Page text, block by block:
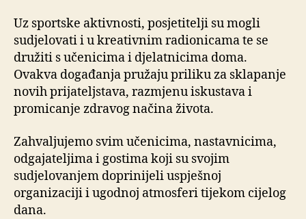
Uz sportske aktivnosti, posjetitelji su mogli
sudjelovati i u kreativnim radionicama te se
družiti s učenicima i djelatnicima doma.
Ovakva događanja pružaju priliku za sklapanje
novih prijateljstava, razmjenu iskustava i
promicanje zdravog načina života.
Zahvaljujemo svim učenicima, nastavnicima,
odgajateljima i gostima koji su svojim
sudjelovanjem doprinijeli uspješnoj
organizaciji i ugodnoj atmosferi tijekom cijelog
dana.